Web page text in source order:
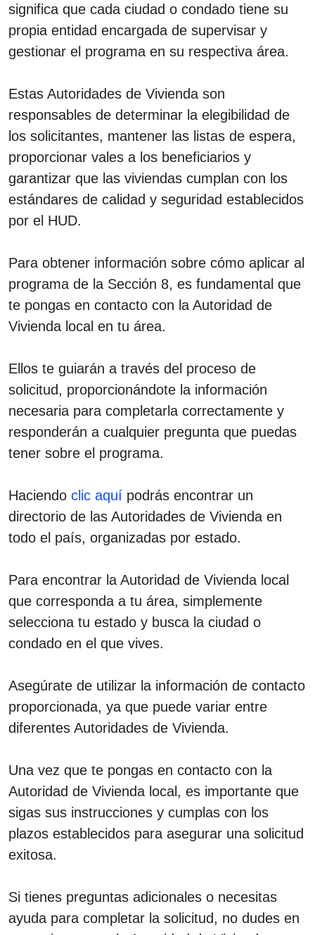
significa que cada ciudad o condado tiene su
propia entidad encargada de supervisar y
gestionar el programa en su respectiva área.
Estas Autoridades de Vivienda son
responsables de determinar la elegibilidad de
los solicitantes, mantener las listas de espera,
proporcionar vales a los beneficiarios y
garantizar que las viviendas cumplan con los
estándares de calidad y seguridad establecidos
por el HUD.
Para obtener información sobre cómo aplicar al
programa de la Sección 8, es fundamental que
te pongas en contacto con la Autoridad de
Vivienda local en tu área.
Ellos te guiarán a través del proceso de
solicitud, proporcionándote la información
necesaria para completarla correctamente y
responderán a cualquier pregunta que puedas
tener sobre el programa.
Haciendo clic aquí podrás encontrar un
directorio de las Autoridades de Vivienda en
todo el país, organizadas por estado.
Para encontrar la Autoridad de Vivienda local
que corresponda a tu área, simplemente
selecciona tu estado y busca la ciudad o
condado en el que vives.
Asegúrate de utilizar la información de contacto
proporcionada, ya que puede variar entre
diferentes Autoridades de Vivienda.
Una vez que te pongas en contacto con la
Autoridad de Vivienda local, es importante que
sigas sus instrucciones y cumplas con los
plazos establecidos para asegurar una solicitud
exitosa.
Si tienes preguntas adicionales o necesitas
ayuda para completar la solicitud, no dudes en